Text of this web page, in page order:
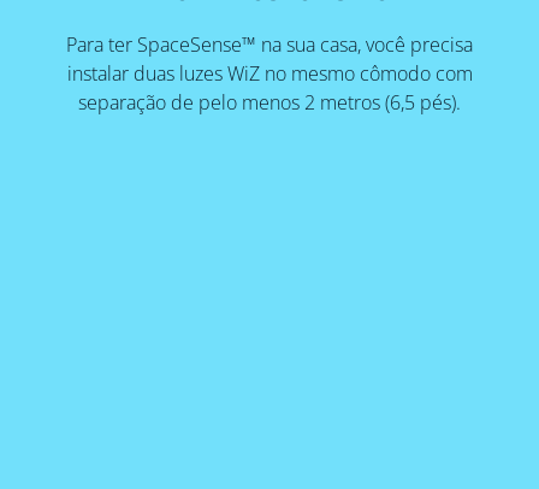
Para ter SpaceSense™ na sua casa, você precisa
instalar duas luzes WiZ no mesmo cômodo com
separação de pelo menos 2 metros (6,5 pés).